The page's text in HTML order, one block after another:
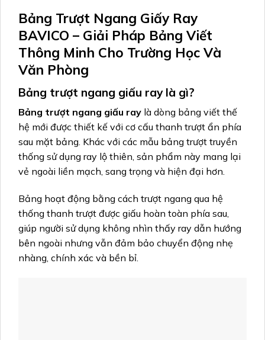
Bảng Trượt Ngang Giấy Ray
BAVICO – Giải Pháp Bảng Viết
Thông Minh Cho Trường Học Và
Văn Phòng
Bảng trượt ngang giấu ray là gì?
Bảng trượt ngang giấu ray là dòng bảng viết thế
hệ mới được thiết kế với cơ cấu thanh trượt ẩn phía
sau mặt bảng. Khác với các mẫu bảng trượt truyền
thống sử dụng ray lộ thiên, sản phẩm này mang lại
vẻ ngoài liền mạch, sang trọng và hiện đại hơn.
Bảng hoạt động bằng cách trượt ngang qua hệ
thống thanh trượt được giấu hoàn toàn phía sau,
giúp người sử dụng không nhìn thấy ray dẫn hướng
bên ngoài nhưng vẫn đảm bảo chuyển động nhẹ
nhàng, chính xác và bền bỉ.